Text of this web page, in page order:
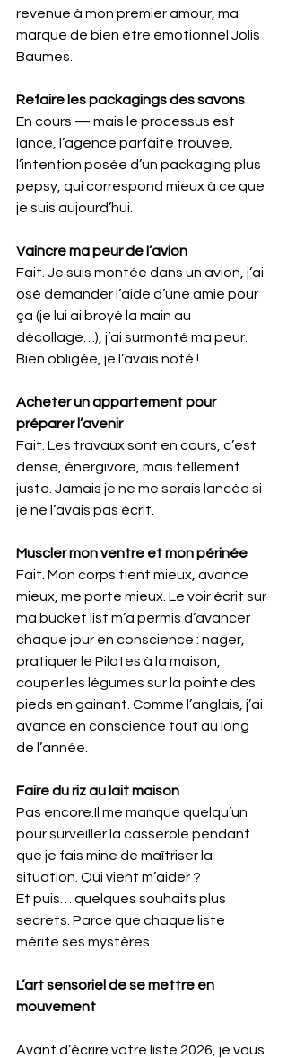
revenue à mon premier amour, ma
marque de bien être émotionnel Jolis
Baumes.
Refaire les packagings des savons
En cours — mais le processus est
lancé, l’agence parfaite trouvée,
l’intention posée d’un packaging plus
pepsy, qui correspond mieux à ce que
je suis aujourd’hui.
Vaincre ma peur de l’avion
Fait. Je suis montée dans un avion, j’ai
osé demander l’aide d’une amie pour
ça (je lui ai broyé la main au
décollage…), j’ai surmonté ma peur.
Bien obligée, je l’avais noté !
Acheter un appartement pour
préparer l’avenir
Fait. Les travaux sont en cours, c’est
dense, énergivore, mais tellement
juste. Jamais je ne me serais lancée si
je ne l’avais pas écrit.
Muscler mon ventre et mon périnée
Fait. Mon corps tient mieux, avance
mieux, me porte mieux. Le voir écrit sur
ma bucket list m’a permis d’avancer
chaque jour en conscience : nager,
pratiquer le Pilates à la maison,
couper les légumes sur la pointe des
pieds en gainant. Comme l’anglais, j’ai
avancé en conscience tout au long
de l’année.
Faire du riz au lait maison
Pas encore.Il me manque quelqu’un
pour surveiller la casserole pendant
que je fais mine de maîtriser la
situation. Qui vient m’aider ?
Et puis… quelques souhaits plus
secrets. Parce que chaque liste
mérite ses mystères.
L’art sensoriel de se mettre en
mouvement
Avant d’écrire votre liste 2026, je vous